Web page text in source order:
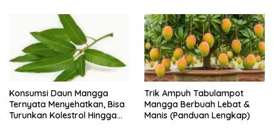
Konsumsi Daun Mangga
Ternyata Menyehatkan, Bisa
Turunkan Kolestrol Hingga
Trik Ampuh Tabulampot
Mangga Berbuah Lebat &
Manis (Panduan Lengkap)